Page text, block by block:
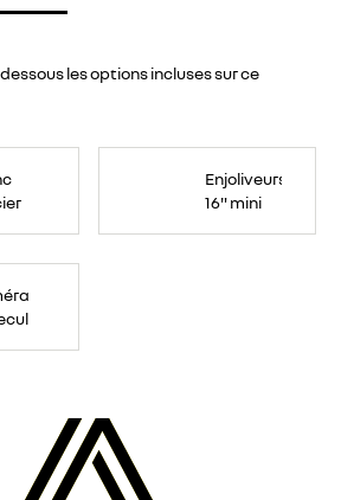
les options incluses sur ce
Enjoliveurs
16" mini